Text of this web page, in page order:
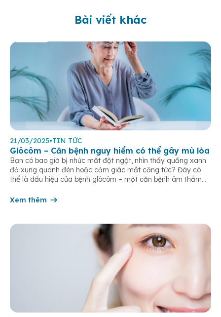
Bài viết khác
21/03/2025•TIN TỨC
Glôcôm – Căn bệnh nguy hiểm có thể gây mù lòa
Bạn có bao giờ bị nhức mắt đột ngột, nhìn thấy quầng xanh
đỏ xung quanh đèn hoặc cảm giác mắt căng tức? Đây có
thể là dấu hiệu của bệnh glôcôm – một căn bệnh âm thầm
tăng nhãn áp, Glaucoma, […]
Xem thêm